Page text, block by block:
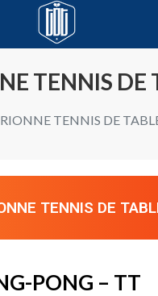
TENNIS DE
TENNIS DE
TENNIS DE
PONG – TT